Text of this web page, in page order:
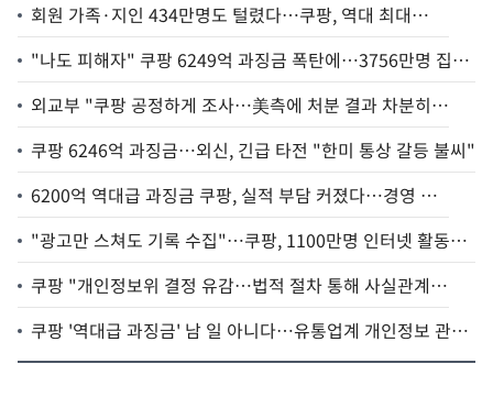
회원 가족·지인 434만명도 털렸다…쿠팡, 역대 최대
6200억원대 과징금 철퇴
"나도 피해자" 쿠팡 6249억 과징금 폭탄에…3756만명 집단
소송 2라운드
외교부 "쿠팡 공정하게 조사…美측에 처분 결과 차분히
설명할 것"
쿠팡 6246억 과징금…외신, 긴급 타전 "한미 통상 갈등 불씨"
6200억 역대급 과징금 쿠팡, 실적 부담 커졌다…경영 전
략 시험대
"광고만 스쳐도 기록 수집"…쿠팡, 1100만명 인터넷 활동기
록도 무단 저장까지
쿠팡 "개인정보위 결정 유감…법적 절차 통해 사실관계
규명"
쿠팡 '역대급 과징금' 남 일 아니다…유통업계 개인정보 관리
'초긴장'